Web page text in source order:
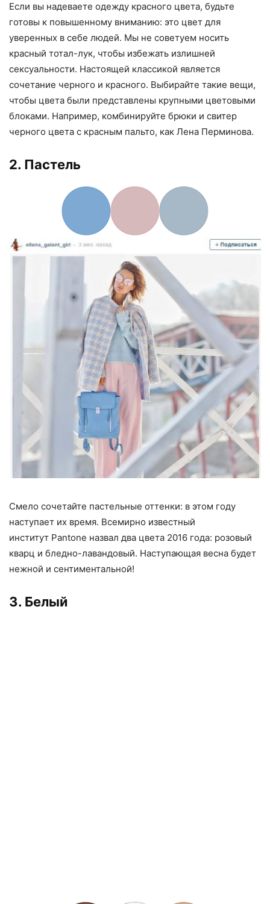
Если вы надеваете одежду красного цвета, будьте
готовы к повышенному вниманию: это цвет для
уверенных в себе людей. Мы не советуем носить
красный тотал-лук, чтобы избежать излишней
сексуальности. Настоящей классикой является
сочетание черного и красного. Выбирайте такие вещи,
чтобы цвета были представлены крупными цветовыми
блоками. Например, комбинируйте брюки и свитер
черного цвета с красным пальто, как Лена Перминова.
2. Пастель
Смело сочетайте пастельные оттенки: в этом году
наступает их время. Всемирно известный
институт Pantone назвал два цвета 2016 года: розовый
кварц и бледно-лавандовый. Наступающая весна будет
нежной и сентиментальной!
3. Белый